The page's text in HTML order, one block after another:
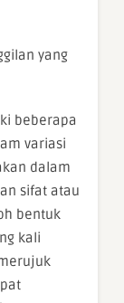
yang
beberapa
variasi
dalam
sifat atau
bentuk
kali